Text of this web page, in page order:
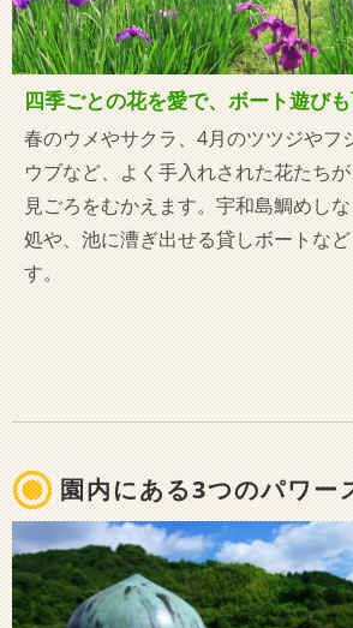
四季ごとの花を愛で、ボート遊び
春のウメやサクラ、4月のツツジやフ
ウブなど、よく手入れされた花たち
見ごろをむかえます。宇和島鯛めし
処や、池に漕ぎ出せる貸しボートな
す。
園内にある3つのパワー